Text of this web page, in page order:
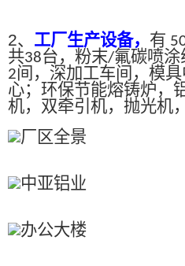
2、 工厂生产设备， 有
共38台，粉末/氟碳喷涂
2间，深加工车间，模
心；环保节能熔铸炉，
机，双牵引机，抛光机